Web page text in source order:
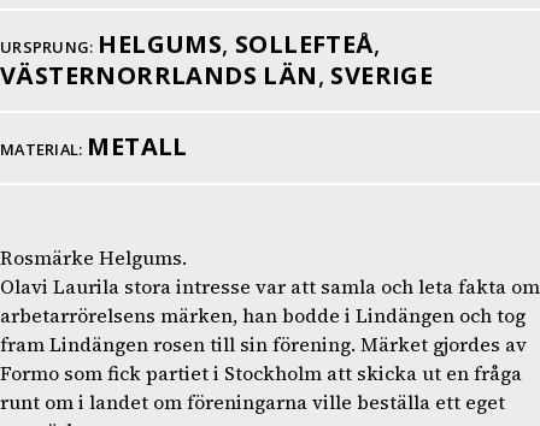
URSPRUNG: HELGUMS, SOLLEFTEÅ,
VÄSTERNORRLANDS LÄN, SVERIGE
MATERIAL: METALL
Rosmärke Helgums.
Olavi Laurila stora intresse var att samla och leta fakta om
arbetarrörelsens märken, han bodde i Lindängen och tog
fram Lindängen rosen till sin förening. Märket gjordes av
Formo som fick partiet i Stockholm att skicka ut en fråga
runt om i landet om föreningarna ville beställa ett eget